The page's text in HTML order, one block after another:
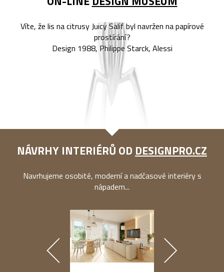
Víte, že lis na citrusy Juicy Salif byl navržen na papírové
prostírání?
Design 1988, Philippe Starck, Alessi
NÁVRHY INTERIÉRŮ OD DESIGNPRO.CZ
Navrhujeme osobité, moderní a nadčasové interiéry s
nápadem...